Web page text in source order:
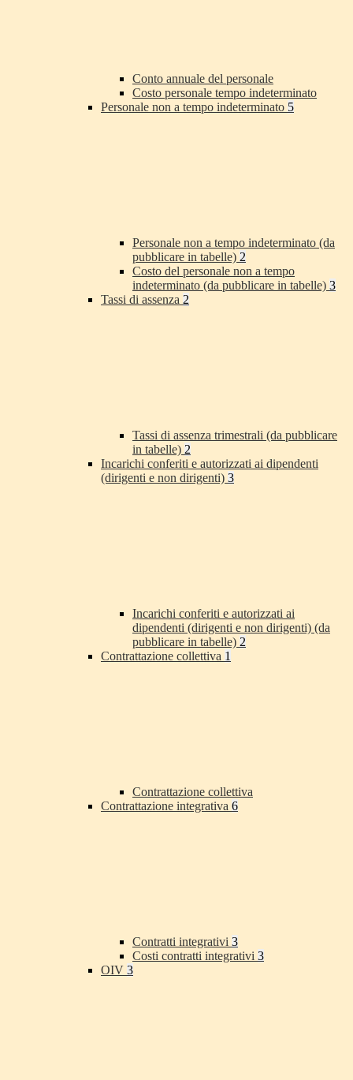
Conto annuale del personale
Costo personale tempo indeterminato
Personale non a tempo indeterminato 5
Personale non a tempo indeterminato (da
pubblicare in tabelle) 2
Costo del personale non a tempo
indeterminato (da pubblicare in tabelle) 3
Tassi di assenza 2
Tassi di assenza trimestrali (da pubblicare
in tabelle) 2
Incarichi conferiti e autorizzati ai dipendenti
(dirigenti e non dirigenti) 3
Incarichi conferiti e autorizzati ai
dipendenti (dirigenti e non dirigenti) (da
pubblicare in tabelle) 2
Contrattazione collettiva 1
Contrattazione collettiva
Contrattazione integrativa 6
Contratti integrativi 3
Costi contratti integrativi 3
OIV 3